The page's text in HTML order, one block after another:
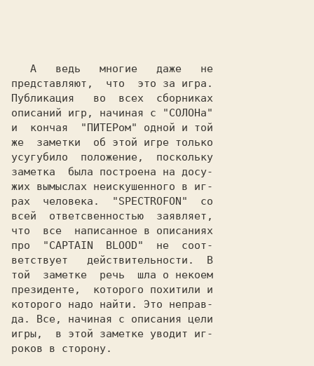
представляют,  что  это за игра.
Публикация   во  всех  сборниках
описаний игр, начиная с "СОЛОНа"
и  кончая  "ПИТЕРом" одной и той
же  заметки  об этой игре только
усугубило  положение,  поскольку
заметка  была построена на досу-
жих вымыслах неискушенного в иг-
рах  человека.  "SPECTROFON"  со
всей  ответсвенностью  заявляет,
что  все  написанное в описаниях
про  "CAPTAIN  BLOOD"  не  соот-
ветствует   действительности.  В
той  заметке  речь  шла о некоем
президенте,  которого похитили и
которого надо найти. Это неправ-
да. Все, начиная с описания цели
игры,  в этой заметке уводит иг-
роков в сторону.